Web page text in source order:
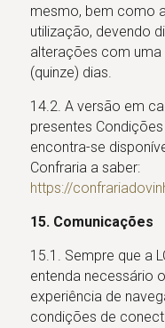
mesmo, bem como
utilização, devendo
alterações com uma
(quinze) dias.
14.2. A versão em
presentes
encontra-se
Confraria a saber:
https://
15. Comunicações
15.1. Sempre que a
entenda necessário
experiência de
condições de